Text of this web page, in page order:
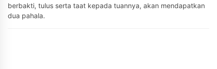
berbakti, tulus serta taat kepada tuannya, akan mendapatkan
dua pahala.